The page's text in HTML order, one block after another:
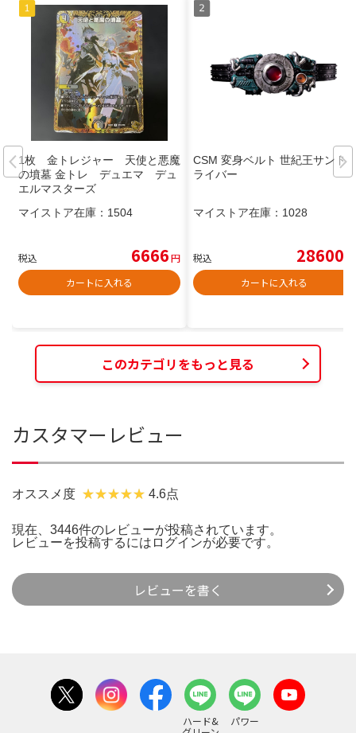
1枚 金トレジャー 天使と悪魔
の墳墓 金トレ デュエマ デュ
エルマスターズ
マイストア在庫： 1504
税込 6666円
カートに入れる
CSM 変身ベルト 世紀王サンド
ライバー
マイストア在庫： 1028
税込 28600
カートに入れる
このカテゴリをもっと見る
カスタマーレビュー
オススメ度 4.6点
現在、3446件のレビューが投稿されています。
レビューを投稿するには ログインが必要です。
レビューを書く
ハード&
パワー